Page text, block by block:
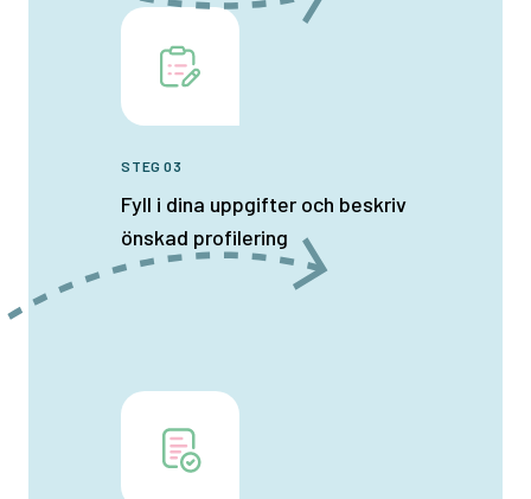
STEG 03
Fyll i dina uppgifter och beskriv
önskad profilering